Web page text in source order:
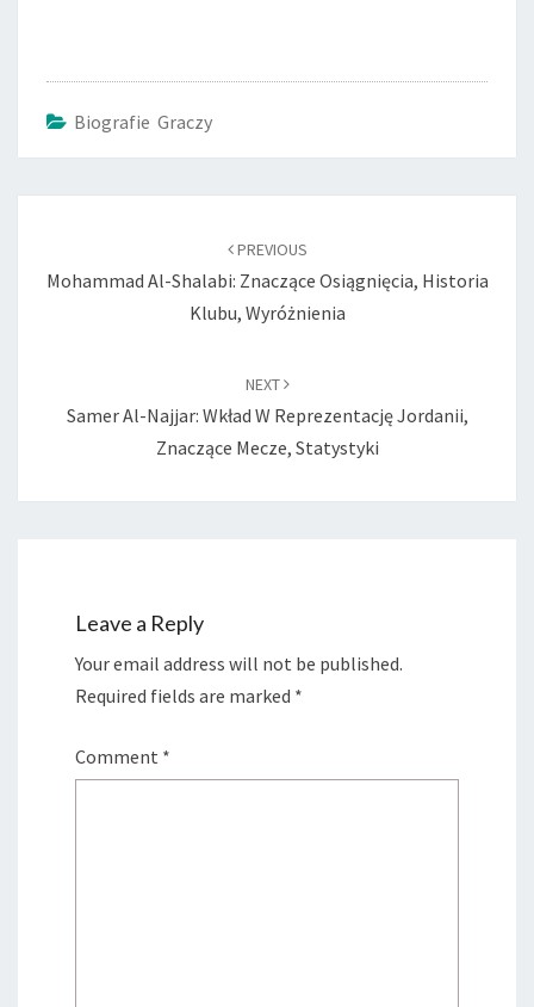
Biografie Graczy
PREVIOUS
Mohammad Al-Shalabi: Znaczące Osiągnięcia, Historia
Klubu, Wyróżnienia
NEXT
Samer Al-Najjar: Wkład W Reprezentację Jordanii,
Znaczące Mecze, Statystyki
Leave a Reply
Your email address will not be published.
Required fields are marked *
Comment *